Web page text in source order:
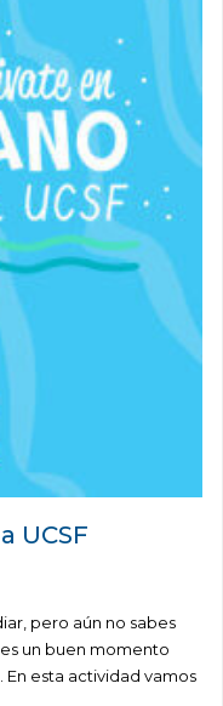
UCSF
pero aún no sabes
un buen momento
esta actividad vamos